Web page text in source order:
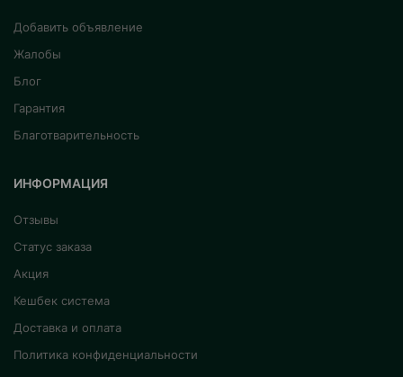
Добавить объявление
Жалобы
Блог
Гарантия
Благотварительность
ИНФОРМАЦИЯ
Отзывы
Статус заказа
Акция
Кешбек система
Доставка и оплата
Политика конфиденциальности